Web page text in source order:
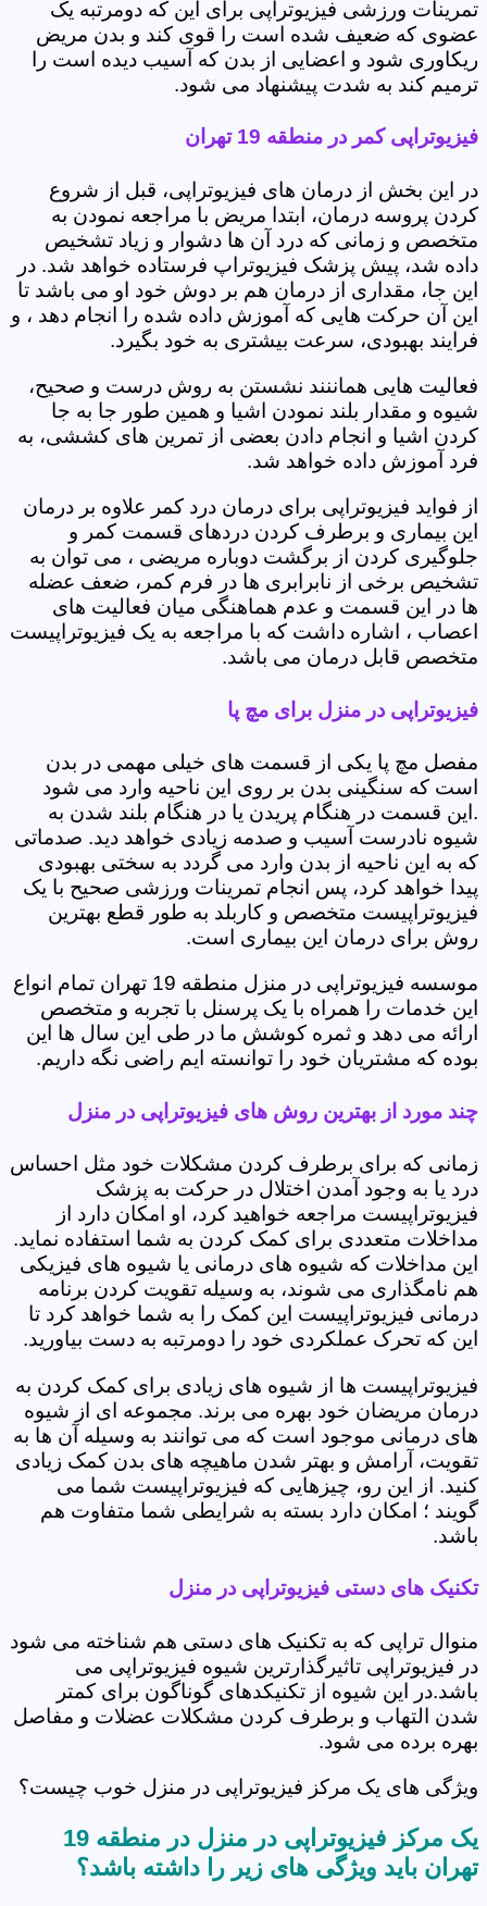
تمرینات ورزشی فیزیوتراپی برای این که دومرتبه یک
عضوی که ضعیف شده است را قوی کند و بدن مریض
ریکاوری شود و اعضایی از بدن که آسیب دیده است را
ترمیم کند به شدت پیشنهاد می شود.
فیزیوتراپی کمر در منطقه 19 تهران
در این بخش از درمان های فیزیوتراپی، قبل از شروع
کردن پروسه درمان، ابتدا مریض با مراجعه نمودن به
متخصص و زمانی که درد آن ها دشوار و زیاد تشخیص
داده شد، پیش پزشک فیزیوتراپ فرستاده خواهد شد. در
این جا، مقداری از درمان هم بر دوش خود او می باشد تا
این آن حرکت هایی که آموزش داده شده را انجام دهد ، و
فرایند بهبودی، سرعت بیشتری به خود بگیرد.
فعالیت هایی هماننند نشستن به روش درست و صحیح،
شیوه و مقدار بلند نمودن اشیا و همین طور جا به جا
کردن اشیا و انجام دادن بعضی از تمرین های کششی، به
فرد آموزش داده خواهد شد.
از فواید فیزیوتراپی برای درمان درد کمر علاوه بر درمان
این بیماری و برطرف کردن دردهای قسمت کمر و
جلوگیری کردن از برگشت دوباره مریضی ، می توان به
تشخیص برخی از نابرابری ها در فرم کمر، ضعف عضله
ها در این قسمت و عدم هماهنگی میان فعالیت های
اعصاب ، اشاره داشت که با مراجعه به یک فیزیوتراپیست
متخصص قابل درمان می باشد.
فیزیوتراپی در منزل برای مچ پا
مفصل مچ پا یکی از قسمت های خیلی مهمی در بدن
است که سنگینی بدن بر روی این ناحیه وارد می شود
.این قسمت در هنگام پریدن یا در هنگام بلند شدن به
شیوه نادرست آسیب و صدمه زیادی خواهد دید. صدماتی
که به این ناحیه از بدن وارد می گردد به سختی بهبودی
پیدا خواهد کرد، پس انجام تمرینات ورزشی صحیح با یک
فیزیوتراپیست متخصص و کاربلد به طور قطع بهترین
روش برای درمان این بیماری است.
موسسه فیزیوتراپی در منزل منطقه 19 تهران تمام انواع
این خدمات را همراه با یک پرسنل با تجربه و متخصص
ارائه می دهد و ثمره کوشش ما در طی این سال ها این
بوده که مشتریان خود را توانسته ایم راضی نگه داریم.
چند مورد از بهترین روش های فیزیوتراپی در منزل
زمانی که برای برطرف کردن مشکلات خود مثل احساس
درد یا به وجود آمدن اختلال در حرکت به پزشک
فیزیوتراپیست مراجعه خواهید کرد، او امکان دارد از
مداخلات متعددی برای کمک کردن به شما استفاده نماید.
این مداخلات که شیوه های درمانی یا شیوه های فیزیکی
هم نامگذاری می شوند، به وسیله تقویت کردن برنامه
درمانی فیزیوتراپیست این کمک را به شما خواهد کرد تا
این که تحرک عملکردی خود را دومرتبه به دست بیاورید.
فیزیوتراپیست ها از شیوه های زیادی برای کمک کردن به
درمان مریضان خود بهره می برند. مجموعه ای از شیوه
های درمانی موجود است که می توانند به وسیله آن ها به
تقویت، آرامش و بهتر شدن ماهیچه های بدن کمک زیادی
کنید. از این رو، چیزهایی که فیزیوتراپیست شما می
گویند ؛ امکان دارد بسته به شرایطی شما متفاوت هم
باشد.
تکنیک های دستی فیزیوتراپی در منزل
منوال تراپی که به تکنیک های دستی هم شناخته می شود
در فیزیوتراپی تاثیرگذارترین شیوه فیزیوتراپی می
باشد.در این شیوه از تکنیکدهای گوناگون برای کمتر
شدن التهاب و برطرف کردن مشکلات عضلات و مفاصل
بهره برده می شود.
ویژگی های یک مرکز فیزیوتراپی در منزل خوب چیست؟
یک مرکز فیزیوتراپی در منزل در منطقه 19
تهران باید ویژگی های زیر را داشته باشد؟